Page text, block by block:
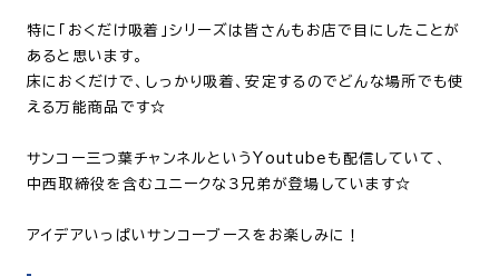
特に「おくだけ吸着」シリーズは皆さんもお店で目にしたことが
あると思います。
床におくだけで、しっかり吸着、安定するのでどんな場所でも使
える万能商品です☆
サンコー三つ葉チャンネルというYoutubeも配信していて、
中西取締役を含むユニークな３兄弟が登場しています☆
アイデアいっぱいサンコーブースをお楽しみに！